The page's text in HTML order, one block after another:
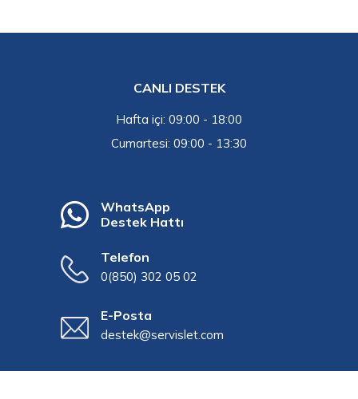
CANLI DESTEK
Hafta içi: 09:00 - 18:00
Cumartesi: 09:00 - 13:30
WhatsApp
Destek Hattı
Telefon
0(850) 302 05 02
E-Posta
destek@servislet.com